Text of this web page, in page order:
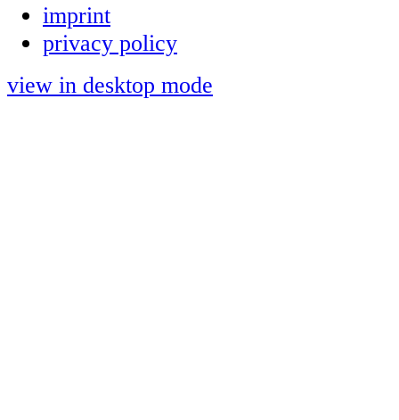
imprint
privacy policy
view in desktop mode